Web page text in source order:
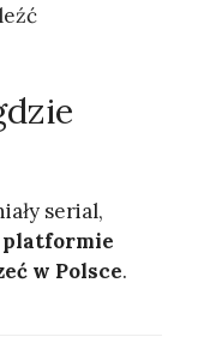
serial,
platformie
w Polsce.